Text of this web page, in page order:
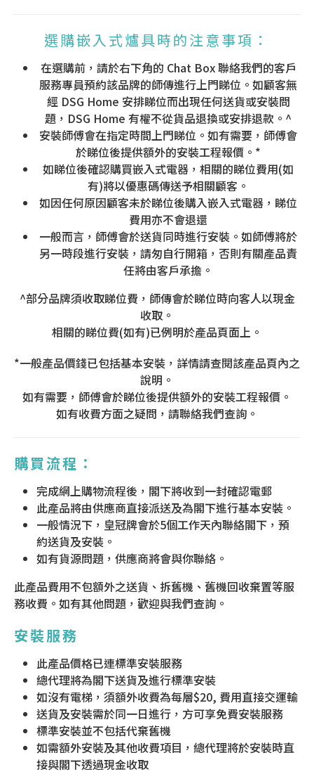
選購嵌入式爐具時的注意事項：
在選購前，請於右下角的 Chat Box 聯絡我們的客戶
服務專員預約該品牌的師傳進行上門睇位。如顧客無
經 DSG Home 安排睇位而出現任何送貨或安裝問
題，DSG Home 有權不從貨品退換或安排退款。^
安裝師傅會在指定時間上門睇位。如有需要，師傅會
於睇位後提供額外的安裝工程報價。*
如睇位後確認購買嵌入式電器，相關的睇位費用(如
有)將以優惠碼傳送予相關顧客。
如因任何原因顧客未於睇位後購入嵌入式電器，睇位
費用亦不會退還
一般而言，師傅會於送貨同時進行安裝。如師傅將於
另一時段進行安裝，請匆自行開箱，否則有關產品責
任將由客戶承擔。
^部分品牌須收取睇位費，師傳會於睇位時向客人以現金
收取。
相關的睇位費(如有)已例明於產品頁面上。
*一般產品價錢已包括基本安裝，詳情請查閱該產品頁內之
說明。
如有需要，師傅會於睇位後提供額外的安裝工程報價。
如有收費方面之疑問，請聯絡我們查詢。
購買流程：
完成網上購物流程後，閣下將收到一封確認電郵
此產品將由供應商直接派送及為閣下進行基本安裝。
一般情況下，皇冠牌會於5個工作天內聯絡閣下，預
約送貨及安裝。
如有貨源問題，供應商將會與你聯絡。
此產品費用不包額外之送貨、拆舊機、舊機回收棄置等服
務收費。如有其他問題，歡迎與我們查詢。
安裝服務
此產品價格已連標準安裝服務
總代理將為閣下送貨及進行標準安裝
如沒有電梯，須額外收費為每層$20, 費用直接交運輸
送貨及安裝需於同一日進行，方可享免費安裝服務
標準安裝並不包括代棄舊機
如需額外安裝及其他收費項目，總代理將於安裝時直
接與閣下透過現金收取